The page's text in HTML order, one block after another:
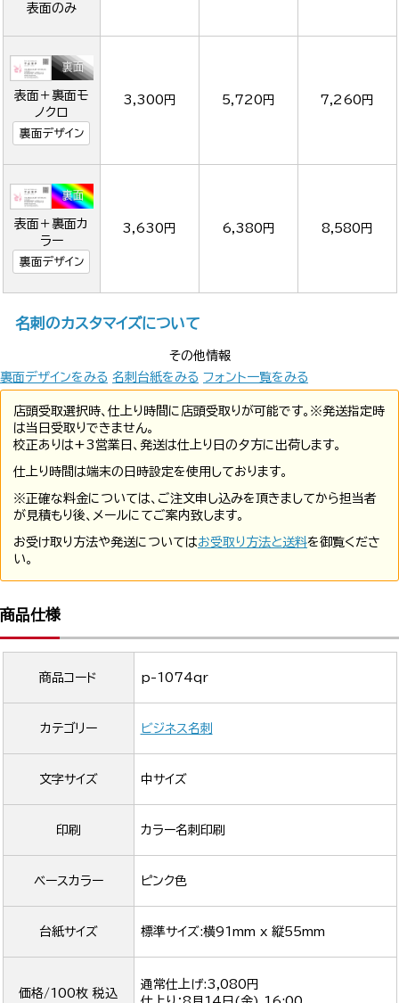
表面のみ
表面＋裏面モ
ノクロ
裏面デザイン
3,300円 5,720円 7,260円
表面＋裏面カ
ラー
裏面デザイン
3,630円 6,380円 8,580円
名刺のカスタマイズについて
その他情報
裏面デザインをみる 名刺台紙をみる フォント一覧をみる
店頭受取選択時、仕上り時間に店頭受取りが可能です。※発送指定時
は当日受取りできません。
校正ありは+3営業日、発送は仕上り日の夕方に出荷します。
仕上り時間は端末の日時設定を使用しております。
※正確な料金については、ご注文申し込みを頂きましてから担当者
が見積もり後、メールにてご案内致します。
お受け取り方法や発送についてはお受取り方法と送料を御覧くださ
い。
商品仕様
商品コード p-1074qr
カテゴリー ビジネス名刺
文字サイズ 中サイズ
印刷 カラー名刺印刷
ベースカラー ピンク色
台紙サイズ 標準サイズ:横91mm x 縦55mm
価格/100枚 税込
通常仕上げ:3,080円